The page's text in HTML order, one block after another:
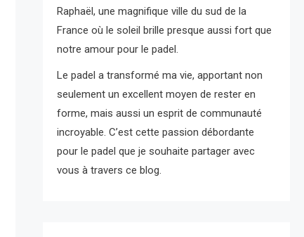
Raphaël, une magnifique ville du sud de la
France où le soleil brille presque aussi fort que
notre amour pour le padel.
Le padel a transformé ma vie, apportant non
seulement un excellent moyen de rester en
forme, mais aussi un esprit de communauté
incroyable. C’est cette passion débordante
pour le padel que je souhaite partager avec
vous à travers ce blog.